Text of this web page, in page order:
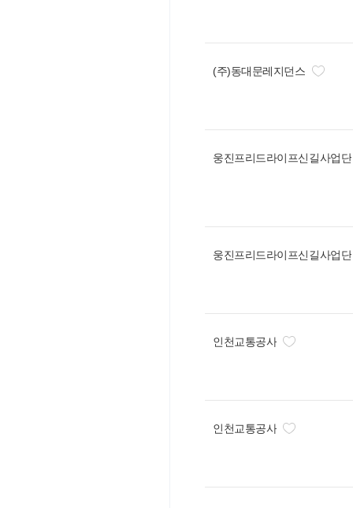
(주)동대문레지던스
웅진프리드라이프신길사업단
웅진프리드라이프신길사업단
인천교통공사
인천교통공사